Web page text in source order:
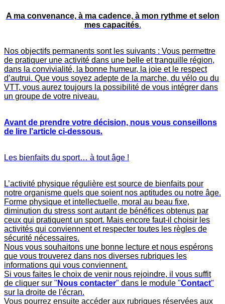
A ma convenance, à ma cadence, à mon rythme et selon
mes capacités.
Nos objectifs permanents sont les suivants : Vous permettre
de pratiquer une activité dans une belle et tranquille région,
dans la convivialité, la bonne humeur, la joie et le respect
d’autrui. Que vous soyez adepte de la marche, du vélo ou du
VTT, vous aurez toujours la possibilité de vous intégrer dans
un groupe de votre niveau.
Avant de prendre votre décision, nous vous conseillons
de lire l’article ci-dessous.
Les bienfaits du sport… à tout âge !
L’activité physique régulière est source de bienfaits pour
notre organisme quels que soient nos aptitudes ou notre âge.
Forme physique et intellectuelle, moral au beau fixe,
diminution du stress sont autant de bénéfices obtenus par
ceux qui pratiquent un sport. Mais encore faut-il choisir les
activités qui conviennent et respecter toutes les règles de
sécurité nécessaires.
Nous vous souhaitons une bonne lecture et nous espérons
que vous trouverez dans nos diverses rubriques les
informations qui vous conviennent.
Si vous faites le choix de venir nous rejoindre, il vous suffit
de cliquer sur " Nous contacter" dans le module "Contact"
sur la droite de l'écran.
Vous pourrez ensuite accéder aux rubriques réservées aux